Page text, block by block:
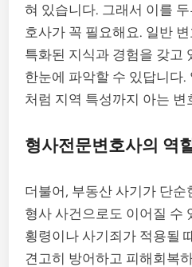
혀 있습니다. 그래서 이를
호사가 꼭 필요해요. 일반
특화된 지식과 경험을 갖고
한눈에 파악할 수 있답니다
처럼 지역 특성까지 아는
형사전문변호사의 역
더불어, 부동산 사기가 단
형사 사건으로도 이어질 수
횡령이나 사기죄가 적용될
견고히 방어하고 피해회복